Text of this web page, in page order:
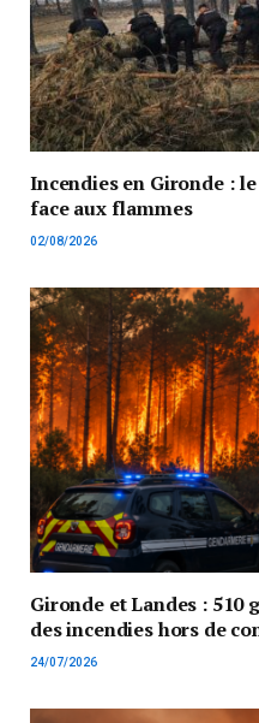
Incendies en Gironde :
face aux flammes
02/08/2026
Gironde et Landes : 510
des incendies hors de
24/07/2026